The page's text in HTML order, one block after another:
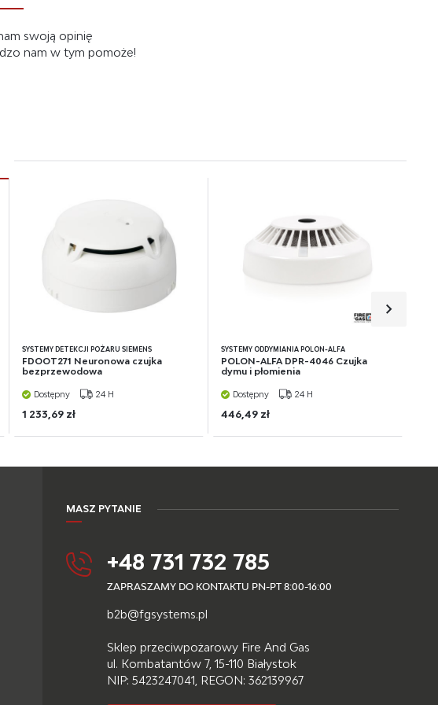
swoją opinię
nam w tym pomoże!
SYSTEMY DETEKCJI POŻARU SIEMENS
FDOOT271 Neuronowa czujka
bezprzewodowa
Dostępny 24 H
1 233,69 zł
SYSTEMY ODDYMIANIA POLON-ALFA
POLON-ALFA DPR-4046 Czujka
dymu i płomienia
Dostępny 24 H
446,49 zł
MASZ PYTANIE
+48 731 732 785
ZAPRASZAMY DO KONTAKTU PN-PT 8:00-16:00
b2b@fgsystems.pl
Sklep przeciwpożarowy Fire And Gas
ul. Kombatantów 7, 15-110 Białystok
NIP: 5423247041, REGON: 362139967
trzecich lub firm
w charakterze
mediów